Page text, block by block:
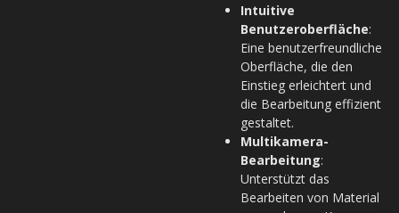
Intuitive
Benutzeroberfläche:
Eine benutzerfreundliche
Oberfläche, die den
Einstieg erleichtert und
die Bearbeitung effizient
gestaltet.
Multikamera-
Bearbeitung:
Unterstützt das
Bearbeiten von Material